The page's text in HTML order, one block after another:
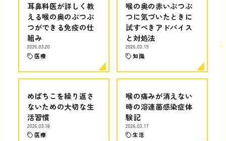
耳鼻科医が詳しく教
える喉の奥のぶつぶ
つができる免疫の仕
組み
2026.03.20
医療
喉の奥の赤いぶつぶ
つに気づいたときに
試すべきアドバイス
と対処法
2026.03.19
知識
めばちこを繰り返さ
ないための大切な生
活習慣
2026.03.18
医療
喉の痛みが消えない
時の溶連菌感染症体
験記
2026.03.17
生活